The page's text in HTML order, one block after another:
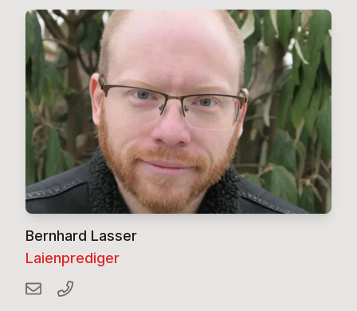
Bernhard Lasser
Laienprediger